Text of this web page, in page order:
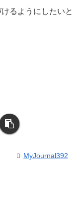
るようにしたいと
MyJournal392